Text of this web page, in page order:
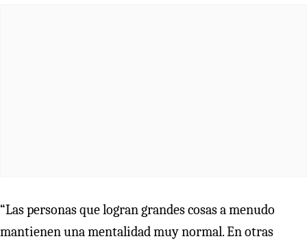
“Las personas que logran grandes cosas a menudo
mantienen una mentalidad muy normal. En otras